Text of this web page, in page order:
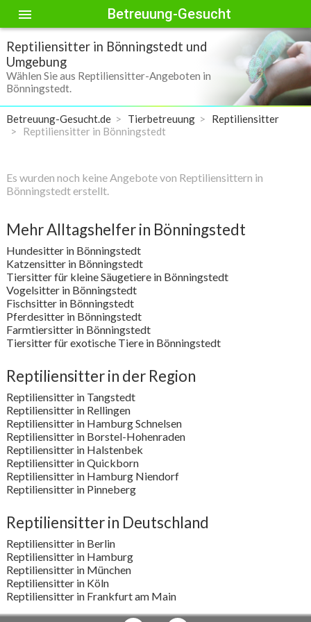
menu Betreuung-Gesucht
Reptiliensitter in Bönningstedt und
Umgebung
Wählen Sie aus Reptiliensitter-Angeboten in
Bönningstedt.
Betreuung-Gesucht.de Tierbetreuung
Reptiliensitter
Reptiliensitter in Bönningstedt
Es wurden noch keine Angebote von Reptiliensittern in
Bönningstedt erstellt.
Mehr Alltagshelfer in Bönningstedt
Hundesitter in Bönningstedt
Katzensitter in Bönningstedt
Tiersitter für kleine Säugetiere in Bönningstedt
Vogelsitter in Bönningstedt
Fischsitter in Bönningstedt
Pferdesitter in Bönningstedt
Farmtiersitter in Bönningstedt
Tiersitter für exotische Tiere in Bönningstedt
Reptiliensitter in der Region
Reptiliensitter in Tangstedt
Reptiliensitter in Rellingen
Reptiliensitter in Hamburg Schnelsen
Reptiliensitter in Borstel-Hohenraden
Reptiliensitter in Halstenbek
Reptiliensitter in Quickborn
Reptiliensitter in Hamburg Niendorf
Reptiliensitter in Pinneberg
Reptiliensitter in Deutschland
Reptiliensitter in Berlin
Reptiliensitter in Hamburg
Reptiliensitter in München
Reptiliensitter in Köln
Reptiliensitter in Frankfurt am Main